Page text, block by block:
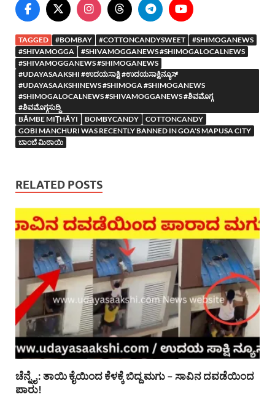
TAGGED #BOMBAY #COTTONCANDYSWEET
#SHIMOGANEWS
#SHIVAMOGGA
#SHIVAMOGGANEWS #SHIMOGALOCALNEWS
#SHIVAMOGGANEWS #SHIMOGANEWS
#UDAYASAAKSHI #ಉದಯಸಾಕ್ಷಿ #ಉದಯಸಾಕ್ಷಿನ್ಯೂಸ್
#UDAYASAAKSHINEWS #SHIMOGA #SHIMOGANEWS
#SHIMOGALOCALNEWS #SHIVAMOGGANEWS #ಶಿವಮೊಗ್ಗ
#ಶಿವಮೊಗ್ಗಸುದ್ದಿ
BĀMBE MIṬHĀYI
BOMBYCANDY
COTTONCANDY
GOBI MANCHURI WAS RECENTLY BANNED IN GOA'S MAPUSA CITY
ಬಾಂಬೆ ಮಿಠಾಯಿ
RELATED POSTS
ಚೆನ್ನೈ : ತಾಯಿ ಕೈಯಿಂದ ಕೆಳಕ್ಕೆ ಬಿದ್ದ ಮಗು – ಸಾವಿನ ದವಡೆಯಿಂದ
ಪಾರು!